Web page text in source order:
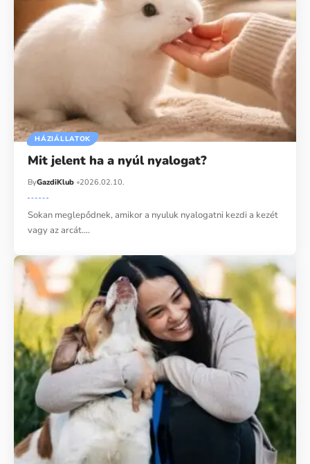
HÁZIÁLLATOK
Mit jelent ha a nyúl nyalogat?
ByGazdiKlub 2026.02.10.
Sokan meglepődnek, amikor a nyuluk nyalogatni kezdi a kezét
vagy az arcát.…